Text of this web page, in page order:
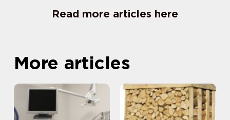
Read more articles here
More articles